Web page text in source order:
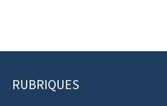
P
RUBRIQUES